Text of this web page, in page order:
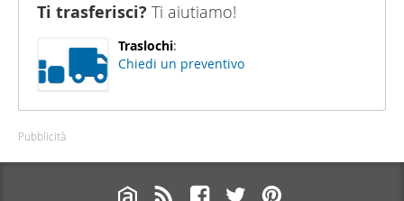
Ti trasferisci? Ti aiutiamo!
Traslochi:
Chiedi un preventivo
Pubblicità